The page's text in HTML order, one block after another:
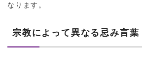
なります。
宗教によって異なる忌み言葉